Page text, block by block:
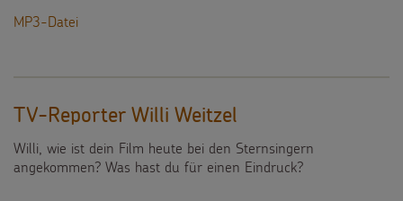
MP3-Datei
TV-Reporter Willi Weitzel
Willi, wie ist dein Film heute bei den Sternsingern
angekommen? Was hast du für einen Eindruck?